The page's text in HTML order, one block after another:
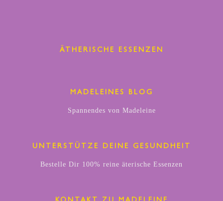
ÄTHERISCHE ESSENZEN
MADELEINES BLOG
Spannendes von Madeleine
UNTERSTÜTZE DEINE GESUNDHEIT
Bestelle Dir 100% reine äterische Essenzen